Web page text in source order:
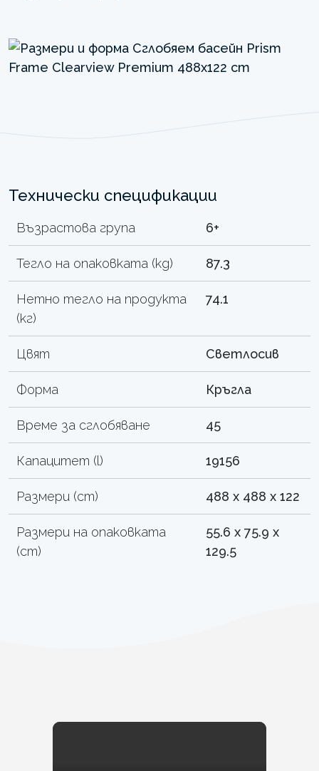
Технически спецификации
Възрастова група 6+
Тегло на опаковката (kg) 87.3
Нетно тегло на продукта
(кг)
74.1
Цвят Светлосив
Форма Кръгла
Време за сглобяване 45
Капацитет (l) 19156
Размери (cm) 488 x 488 x 122
Размери на опаковката
(cm)
55.6 x 75.9 x
129.5